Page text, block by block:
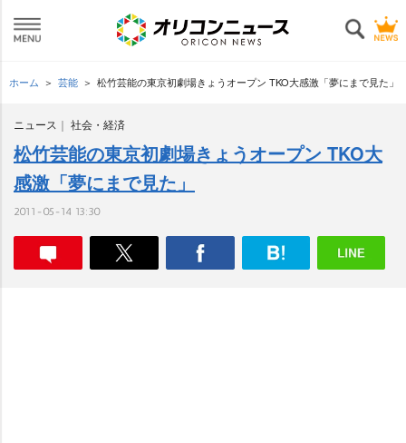
ホーム 芸能 松竹芸能の東京初劇場きょうオープン TKO大感激「夢にまで見た」
ニュース 社会・経済
松竹芸能の東京初劇場きょうオープン TKO大
感激「夢にまで見た」
2011-05-14 13:30